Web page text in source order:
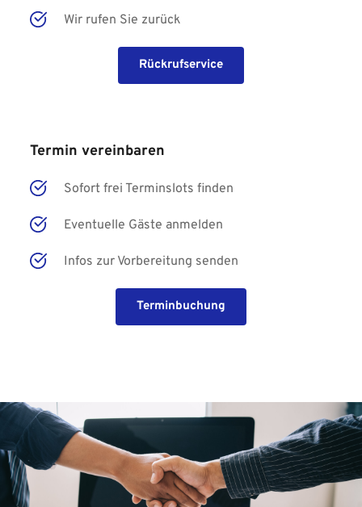
Wir rufen Sie zurück
Rückrufservice
Termin vereinbaren
Sofort frei Terminslots finden
Eventuelle Gäste anmelden
Infos zur Vorbereitung senden
Terminbuchung